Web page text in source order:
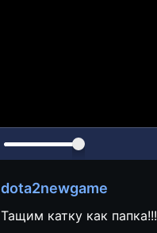
dota2newgame
Тащим катку как папка!!!